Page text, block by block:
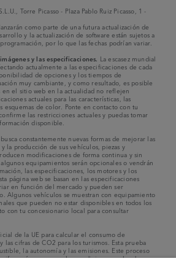
Torre Picasso - Plaza Pablo Ruiz Picasso, 1 -
como parte de una futura actualización de
y la actualización de software están sujetos a
por lo que las fechas podrían variar.
y las especificaciones. La escasez mundial
actualmente a las especificaciones de cada
de opciones y los tiempos de
muy cambiante, y como resultado, es posible
en el sitio web en la actualidad no reflejen
actuales para las características, las
esquemas de color. Ponte en contacto con tu
las restricciones actuales y puedas tomar
disponible.
constantemente nuevas formas de mejorar las
la producción de sus vehículos, piezas y
modificaciones de forma continua y sin
equipamientos serán opcionales o vendrán
las especificaciones, los motores y los
página web se basan en las especificaciones
en función del mercado y pueden ser
Algunos vehículos se muestran con equipamiento
que pueden no estar disponibles en todos los
con tu concesionario local para consultar
de la UE para calcular el consumo de
las cifras de CO2 para los turismos. Esta prueba
la autonomía y las emisiones. Este proceso
más cercanas a las condiciones reales de